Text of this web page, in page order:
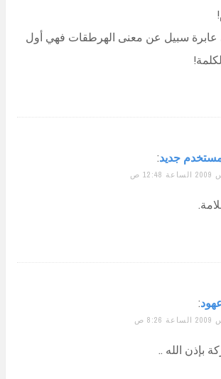
عابرة سبيل عن معنى الهرطقات فهي أول
جديد:
:
بإذن الله ..